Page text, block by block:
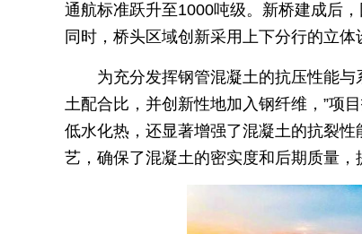
通航标准跃升至1000吨级。新桥建成后
同时，桥头区域创新采用上下分行的立
为充分发挥钢管混凝土的抗压性能
土配合比，并创新性地加入钢纤维，”项
低水化热，还显著增强了混凝土的抗裂
艺，确保了混凝土的密实度和后期质量，